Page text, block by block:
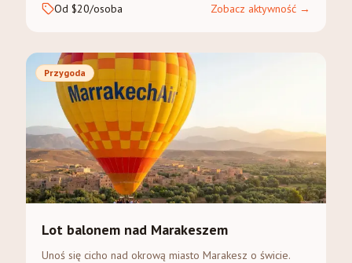
Od $20/osoba Zobacz aktywność →
Przygoda
Lot balonem nad Marakeszem
Unoś się cicho nad okrową miasto Marakesz o świcie.